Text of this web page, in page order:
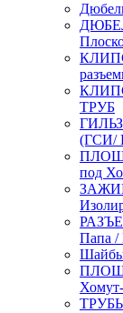
ТРУБ
(ГСИ/
под
Папа /